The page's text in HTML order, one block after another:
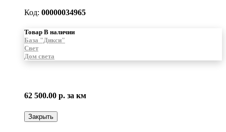
Код: 00000034965
Товар В наличии
База "Дикси"
Свет
Дом света
62 500.00 р. за км
Закрыть